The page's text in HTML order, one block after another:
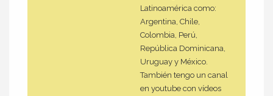
Latinoamérica como:
Argentina, Chile,
Colombia, Perú,
República Dominicana,
Uruguay y México.
También tengo un canal
en youtube con vídeos